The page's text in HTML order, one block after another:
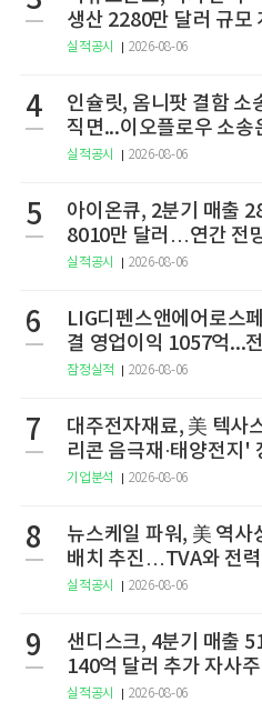
생산 2280만 달러 규모
실적공시 2026-08-06
4
인슐릿, 옴니팟 결함 소
직면...이오플로우 소송
구
실적공시 2026-08-06
5
아이온큐, 2분기 매출
8010만 달러…연간 전
실적공시 2026-08-06
6
LIG디펜스앤에어로스
결 영업이익 1057억...
잠정실적 2026-08-06
7
대주전자재료, 美 텍사
리콘 음극재·태양전지'
기업분석 2026-08-06
8
뉴스케일 파워, 美 역사
배치 추진…TVA와 전력
실적공시 2026-08-06
9
샌디스크, 4분기 매출
140억 달러 추가 자사
실적공시 2026-08-06